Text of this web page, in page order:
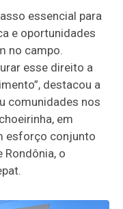
essencial para
e oportunidades
no campo.
esse direito a
destacou a
comunidades nos
em
esforço conjunto
Rondônia, o